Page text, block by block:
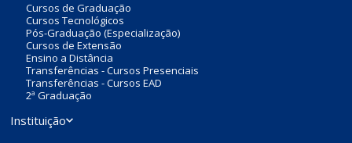
Cursos de Graduação
Cursos Tecnológicos
Pós-Graduação (Especialização)
Cursos de Extensão
Ensino a Distância
Transferências - Cursos Presenciais
Transferências - Cursos EAD
2ª Graduação
Instituição